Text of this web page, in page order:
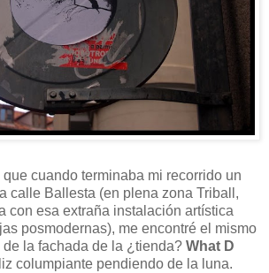
que cuando terminaba mi recorrido un
calle Ballesta (en plena zona Triball,
con esa extraña instalación artística
posmodernas), me encontré el mismo
la fachada de la ¿tienda? What D
columpiante pendiendo de la luna.